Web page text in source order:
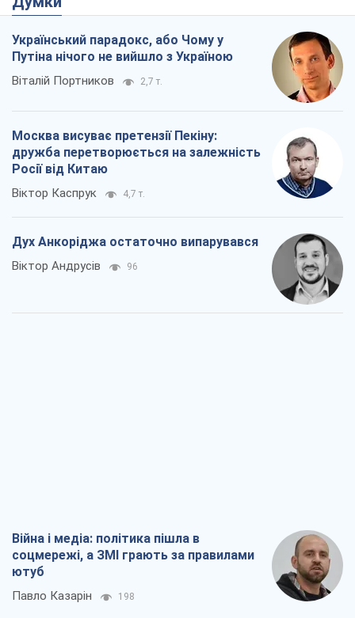
Український парадокс, або Чому у
Путіна нічого не вийшло з Україною
Віталій Портников 2,7 т.
Москва висуває претензії Пекіну:
дружба перетворюється на залежність
Росії від Китаю
Віктор Каспрук 4,7 т.
Дух Анкоріджа остаточно випарувався
Віктор Андрусів 96
Війна і медіа: політика пішла в
соцмережі, а ЗМІ грають за правилами
ютуб
Павло Казарін 198